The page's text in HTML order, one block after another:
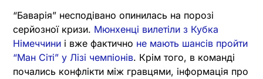
“Баварія” несподівано опинилась на порозі
серйозної кризи. Мюнхенці вилетіли з Кубка
Німеччини і вже фактично не мають шансів пройти
“Ман Сіті” у Лізі чемпіонів. Крім того, в команді
почались конфлікти між гравцями, інформація про